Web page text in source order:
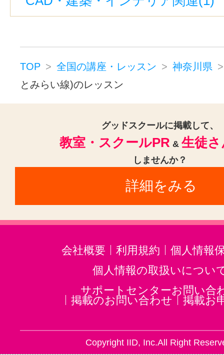
青葉台駅(12)
田奈駅(11)
藤が丘駅(神奈川)(11)
石上駅(10)
柳小路駅(10)
桜木町駅(10)
登戸駅(JR南武線)(9)
馬車道駅
武蔵新城駅(7)
西横
中田駅(神奈川)(7)
戸塚駅(7)
戸部駅(6)
宿河原駅(神奈川)(6)
弘明寺駅(横浜市営)(5)
井土ヶ谷
安善駅(5)
弘明寺駅(京急)(5)
浜川崎駅(5)
小田原駅(5)
蒔田
南太田駅(5)
茅ケ崎駅(4)
いず
大和駅(神奈川)(4)
三ツ境駅(4)
二子新地駅(3)
TOP 全国の講座・レッスン
神奈川県
とみらい線)のレッスン
グッドスクールに掲載して、
教室・スクールPR & 生徒
しませんか？
詳細をみる
会社概要 利用規約
個人情報
個人情報の取扱いについ
サポートセンターお問い合
掲載のお問い合わせ
掲載お
Copyright IID, Inc.All Right